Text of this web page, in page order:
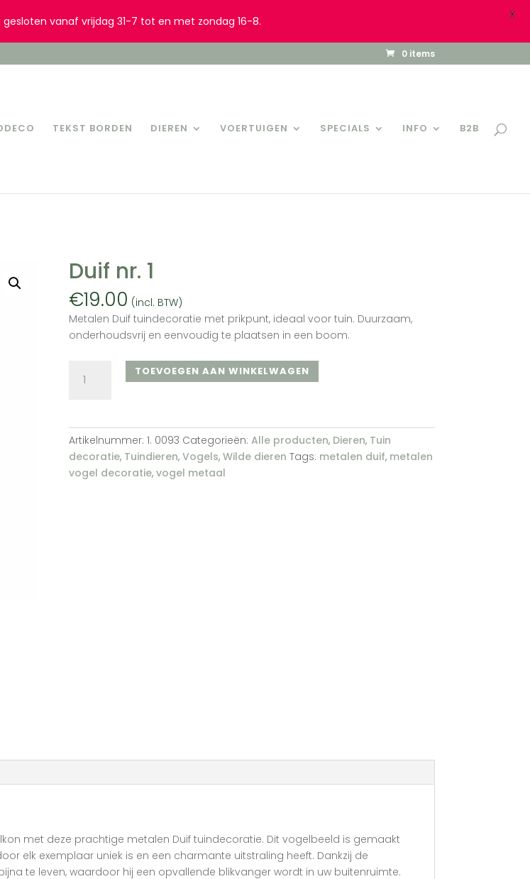
0 items
TEKST BORDEN DIEREN VOERTUIGEN SPECIALS INFO B2B
Duif nr. 1
€19.00 (incl. BTW)
Metalen Duif tuindecoratie met prikpunt, ideaal voor tuin. Duurzaam,
onderhoudsvrij en eenvoudig te plaatsen in een boom.
TOEVOEGEN AAN WINKELWAGEN
Artikelnummer: 1. 0093 Categorieën: Alle producten, Dieren, Tuin
decoratie, Tuindieren, Vogels, Wilde dieren Tags: metalen duif, metalen
vogel decoratie, vogel metaal
met deze prachtige metalen Duif tuindecoratie. Dit vogelbeeld is gemaakt
elk exemplaar uniek is en een charmante uitstraling heeft. Dankzij de
te leven, waardoor hij een opvallende blikvanger wordt in uw buitenruimte.
vanaf vrijdag 31-7 tot en met zondag 16-8. X